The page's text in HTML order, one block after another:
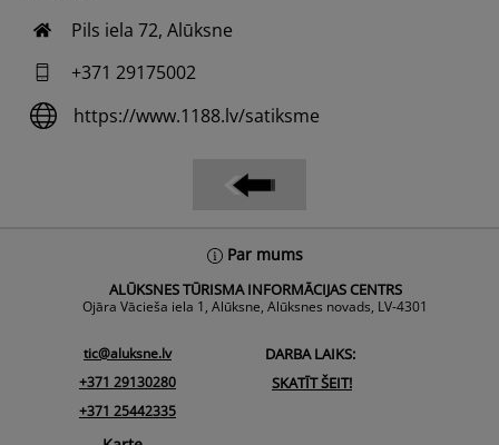
Pils iela 72, Alūksne
+371 29175002
https://www.1188.lv/satiksme
Par mums
ALŪKSNES TŪRISMA INFORMĀCIJAS CENTRS
Ojāra Vācieša iela 1, Alūksne, Alūksnes novads, LV-4301
tic@aluksne.lv
+371 29130280
+371 25442335
DARBA LAIKS:
SKATĪT ŠEIT!